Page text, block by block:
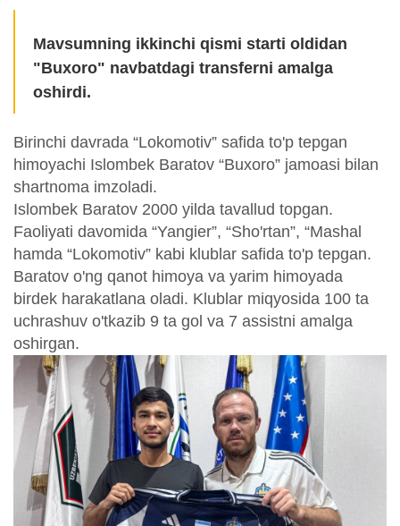
Mavsumning ikkinchi qismi starti oldidan
"Buxoro" navbatdagi transferni amalga
oshirdi.
Birinchi davrada “Lokomotiv” safida to'p tepgan
himoyachi Islombek Baratov “Buxoro” jamoasi bilan
shartnoma imzoladi.
Islombek Baratov 2000 yilda tavallud topgan.
Faoliyati davomida “Yangier”, “Sho'rtan”, “Mashal
hamda “Lokomotiv” kabi klublar safida to'p tepgan.
Baratov o'ng qanot himoya va yarim himoyada
birdek harakatlana oladi. Klublar miqyosida 100 ta
uchrashuv o'tkazib 9 ta gol va 7 assistni amalga
oshirgan.